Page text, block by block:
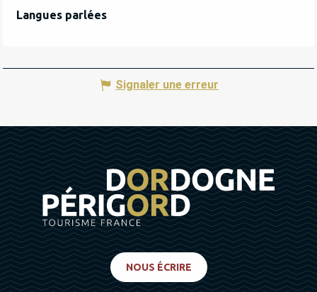
Langues parlées
Langues parlées
Signaler une erreur
NOUS ÉCRIRE